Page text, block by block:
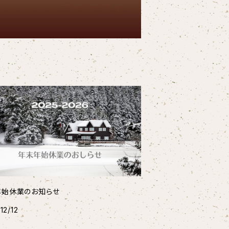
休業のお知らせ
12